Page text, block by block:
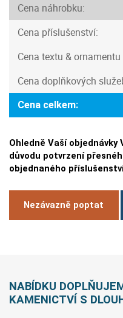
Cena náhrobku:
Cena příslušenství:
Cena textu &
Cena doplňkových
Cena celkem:
Ohledně Vaší
důvodu potvrzení
objednaného
Nezávazně poptat
NABÍDKU
KAMENICTVÍ S